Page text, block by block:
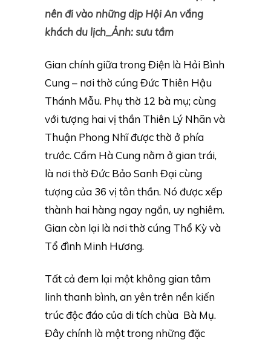
nên đi vào những dịp Hội An vắng
khách du lịch_Ảnh: sưu tầm
Gian chính giữa trong Điện là Hải Bình
Cung – nơi thờ cúng Đức Thiên Hậu
Thánh Mẫu. Phụ thờ 12 bà mụ; cùng
với tượng hai vị thần Thiên Lý Nhãn và
Thuận Phong Nhĩ được thờ ở phía
trước. Cẩm Hà Cung nằm ở gian trái,
là nơi thờ Đức Bảo Sanh Đại cùng
tượng của 36 vị tôn thần. Nó được xếp
thành hai hàng ngay ngắn, uy nghiêm.
Gian còn lại là nơi thờ cúng Thổ Kỳ và
Tổ đình Minh Hương.
Tất cả đem lại một không gian tâm
linh thanh bình, an yên trên nền kiến
trúc độc đáo của di tích chùa Bà Mụ.
Đây chính là một trong những đặc